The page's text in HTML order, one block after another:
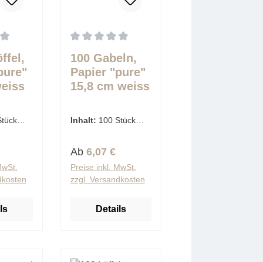
100 Gabeln,
Papier "pure"
15,8 cm weiss
Inhalt: 100 Stück
Regulärer Preis:
Ab 6,07 €
Preise inkl. MwSt.
zzgl. Versandkosten
Details